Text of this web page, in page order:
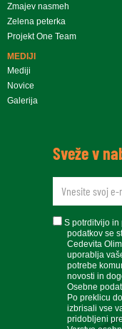
Zmajev nasmeh
Zelena peterka
Projekt One Team
MEDIJI
Mediji
Novice
Galerija
Sveže v
soglasje
S potrditvijo in
podatkov se
Cedevita
uporablja
potrebe
novosti in
Osebne
Po preklicu
izbrisali vse
pridobljeni